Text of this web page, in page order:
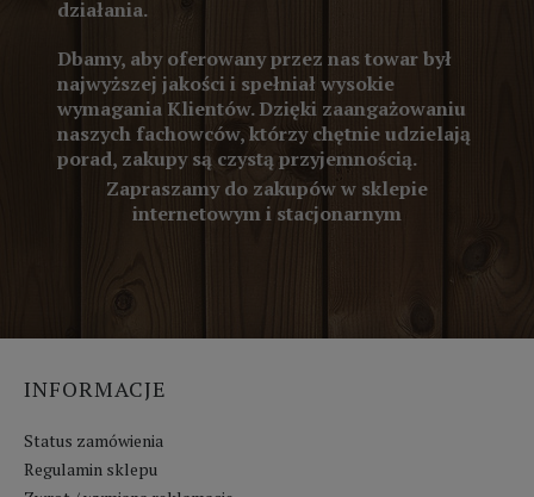
działania.
Dbamy, aby oferowany przez nas towar był
najwyższej jakości i spełniał wysokie
wymagania Klientów. Dzięki zaangażowaniu
naszych fachowców, którzy chętnie udzielają
porad, zakupy są czystą przyjemnością.
Zapraszamy do zakupów w sklepie
internetowym i stacjonarnym
INFORMACJE
Status zamówienia
Regulamin sklepu